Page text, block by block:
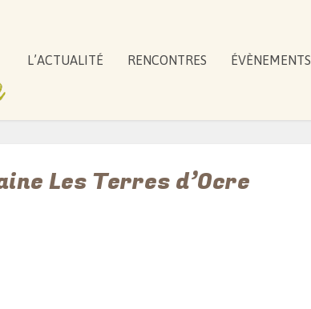
L’ACTUALITÉ RENCONTRES ÉVÈNEMENTS
Les Terres d’Ocre